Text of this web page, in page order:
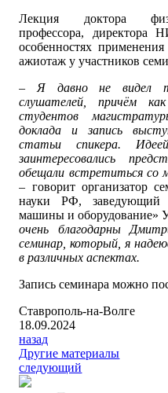
Лекция доктора
профессора,
особенностях
ажиотаж у участников
– Я давно не видел
слушателей, причём
студентов
доклада и запись
статьи спикера.
заинтересовались
обещали встретиться со
– говорит организатор
науки РФ, заведующий
машины и оборудование»
очень благодарны
семинар, который, я
в различных аспектах.
Запись семинара можно
Ставрополь-на-Волге
18.09.2024
назад
Другие материалы
следующий